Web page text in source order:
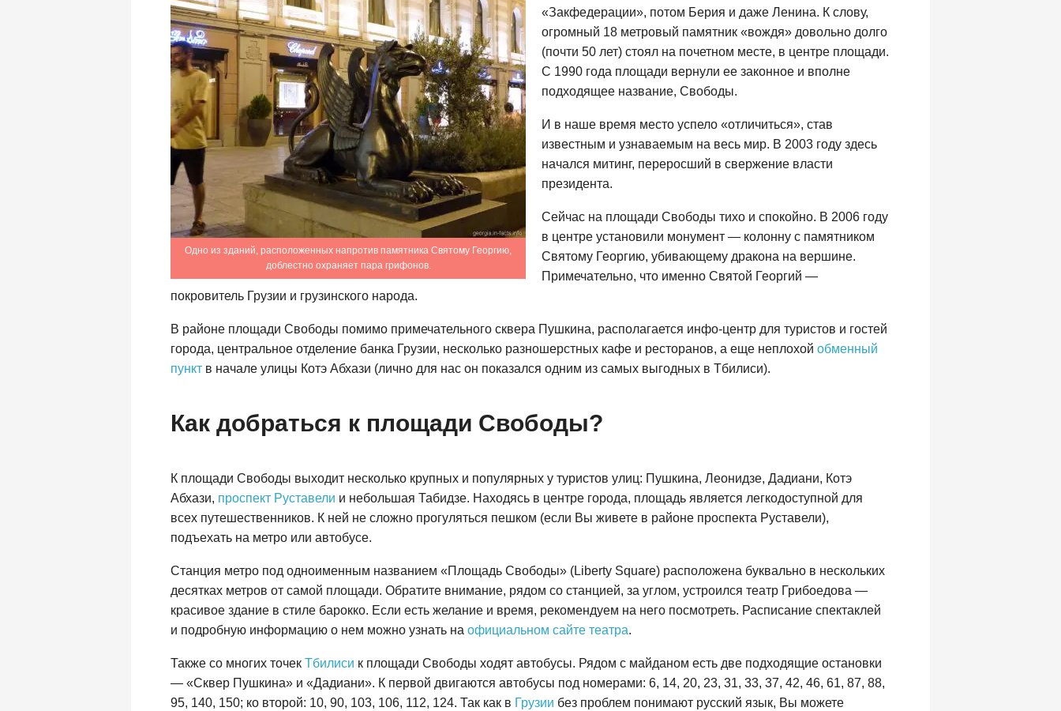
Одно из зданий, расположенных напротив памятника Святому Георгию,
доблестно охраняет пара грифонов.
«Закфедерации», потом Берия и даже Ленина. К слову,
огромный 18 метровый памятник «вождя» довольно долго
(почти 50 лет) стоял на почетном месте, в центре площади.
С 1990 года площади вернули ее законное и вполне
подходящее название, Свободы.
И в наше время место успело «отличиться», став
известным и узнаваемым на весь мир. В 2003 году здесь
начался митинг, переросший в свержение власти
президента.
Сейчас на площади Свободы тихо и спокойно. В 2006 году
в центре установили монумент — колонну с памятником
Святому Георгию, убивающему дракона на вершине.
Примечательно, что именно Святой Георгий —
покровитель Грузии и грузинского народа.
В районе площади Свободы помимо примечательного сквера Пушкина, располагается инфо-центр для туристов и гостей
города, центральное отделение банка Грузии, несколько разношерстных кафе и ресторанов, а еще неплохой обменный
пункт в начале улицы Котэ Абхази (лично для нас он показался одним из самых выгодных в Тбилиси).
Как добраться к площади Свободы?
К площади Свободы выходит несколько крупных и популярных у туристов улиц: Пушкина, Леонидзе, Дадиани, Котэ
Абхази, проспект Руставели и небольшая Табидзе. Находясь в центре города, площадь является легкодоступной для
всех путешественников. К ней не сложно прогуляться пешком (если Вы живете в районе проспекта Руставели),
подъехать на метро или автобусе.
Станция метро под одноименным названием «Площадь Свободы» (Liberty Square) расположена буквально в нескольких
десятках метров от самой площади. Обратите внимание, рядом со станцией, за углом, устроился театр Грибоедова —
красивое здание в стиле барокко. Если есть желание и время, рекомендуем на него посмотреть. Расписание спектаклей
и подробную информацию о нем можно узнать на официальном сайте театра.
Также со многих точек Тбилиси к площади Свободы ходят автобусы. Рядом с майданом есть две подходящие остановки
— «Сквер Пушкина» и «Дадиани». К первой двигаются автобусы под номерами: 6, 14, 20, 23, 31, 33, 37, 42, 46, 61, 87, 88,
95, 140, 150; ко второй: 10, 90, 103, 106, 112, 124. Так как в Грузии без проблем понимают русский язык, Вы можете